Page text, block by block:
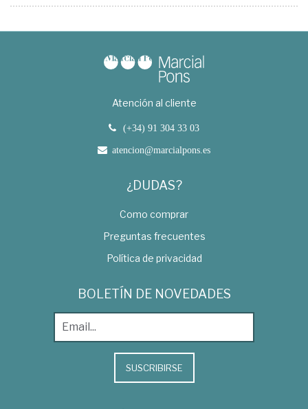
Atención al cliente
(+34) 91 304 33 03
atencion@marcialpons.es
¿DUDAS?
Como comprar
Preguntas frecuentes
Política de privacidad
BOLETÍN DE NOVEDADES
SUSCRIBIRSE